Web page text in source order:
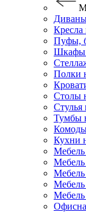
Диваны
Кресла
Пуфы,
Шкафы
Полки
Столы
Стулья
Тумбы
Комоды
Кухни
Мебель
Мебель
Мебель
Мебель
Мебель